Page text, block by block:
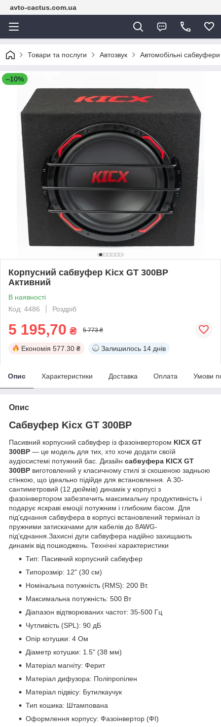
avto-cactus.com.ua
Товари та послуги Автозвук Автомобільні сабвуфери
–10%
Корпусний сабвуфер Kicx GT 300BP
Активний
В наявності
Код: 4486
Роздріб
5 195,70 ₴ 5 773 ₴
Економія 577.30 ₴ Залишилось 14 днів
Опис Характеристики Доставка Оплата Умови
Опис
Сабвуфер Kicx GT 300BP
Пасивний корпусний сабвуфер із фазоінвертором KICX GT
300BP — це модель для тих, хто хоче додати своїй
аудіосистемі потужний бас. Дизайн сабвуфера KICX GT
300BP виготовлений у класичному стилі зі скошеною задньою
стінкою, що ідеально підійде для встановлення. А 30-
сантиметровий (12 дюймів) динамік у корпусі з
фазоінвертором забезпечить максимальну продуктивність і
подарує яскраві емоції потужним і глибоким басом. Для
під'єднання сабвуфера в корпусі встановлений термінал із
пружними затискачами для кабелів до 8AWG-
під'єднання.Захисні дуги сабвуфера надійно захищають
динамік від пошкоджень. Технічні характеристики
Тип: Пасивний корпусний сабвуфер
Типорозмір: 12" (30 см)
Номінальна потужність (RMS): 200 Вт.
Максимальна потужність: 500 Вт
Діапазон відтворюваних частот: 35-500 Гц
Чутливість (SPL): 90 дБ
Опір котушки: 4 Ом
Діаметр котушки: 1.5" (38 мм)
Матеріал магніту: Ферит
Матеріал дифузора: Поліпропілен
Матеріал підвісу: Бутилкаучук
Тип кошика: Штампована
Оформлення корпусу: Фазоінвертор (ФІ)